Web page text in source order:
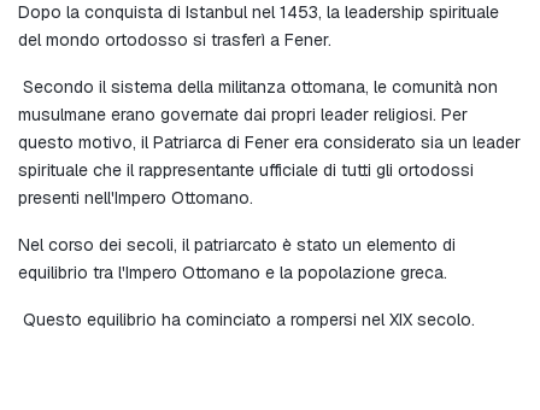
Dopo la conquista di Istanbul nel 1453, la leadership spirituale
del mondo ortodosso si trasferì a Fener.
musulmane erano governate dai propri leader religiosi. Per
questo motivo, il Patriarca di Fener era considerato sia un leader
spirituale che il rappresentante ufficiale di tutti gli ortodossi
presenti nell'Impero Ottomano.
Nel corso dei secoli, il patriarcato è stato un elemento di
equilibrio tra l'Impero Ottomano e la popolazione greca.
Questo equilibrio ha cominciato a rompersi nel XIX secolo.